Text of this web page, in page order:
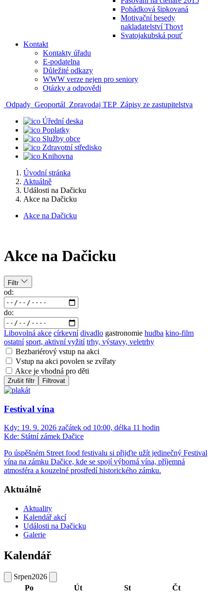
Pohádková šipkovaná
Motivační besedy
nakladatelství Thovt
Svatojakubská pouť
Kontakt
Kontakty úřadu
E-podatelna
Důležité odkazy
WWW verze nejen pro seniory
Otázky a odpovědi
Odpady Geoportál Zpravodaj TEP Zápisy ze zastupitelstva
Úřední deska
Poplatky
Služby obce
Zdravotní středisko
Knihovna
Úvodní stránka
Aktuálně
Události na Dačicku
Akce na Dačicku
Akce na Dačicku
Akce na Dačicku
Filtr
od:
do:
Libovolná akce církevní divadlo gastronomie hudba kino-film
ostatní sport, aktivní vyžití trhy, výstavy, veletrhy
Bezbariérový vstup na akci
Vstup na akci povolen se zvířaty
Akce je vhodná pro děti
Zrušit filtr Filtrovat
Festival vína
Kdy: 19. 9. 2026 začátek od 10:00, délka 11 hodin
Kde: Státní zámek Dačice
Po úspěšném Street food festivalu si přijďte užít jedinečný Festival
vína na zámku Dačice, kde se spojí výborná vína, příjemná
atmosféra a kouzelné prostředí historického zámku.
Aktuálně
Aktuality
Kalendář akcí
Události na Dačicku
Galerie
Kalendář
Srpen2026
Po
Út St Čt